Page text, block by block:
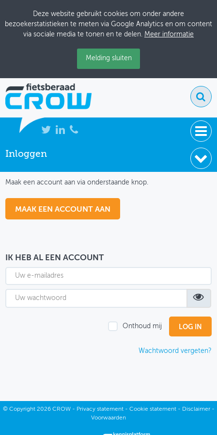
Deze website gebruikt cookies om onder andere
bezoekerstatistieken te meten via Google Analytics en om content
via sociale media te tonen en te delen. Meer informatie
Melding sluiten
NIEUWS
THEMASITES
MIJN PROFIEL
GEBRUIKER
Inloggen
Maak een account aan via onderstaande knop.
MAAK EEN ACCOUNT AAN
IK HEB AL EEN ACCOUNT
Onthoud mij
Wachtwoord vergeten?
© Copyright2026 CROW - Privacy statement- Cookie statement- Disclaimer-
Voorwaarden